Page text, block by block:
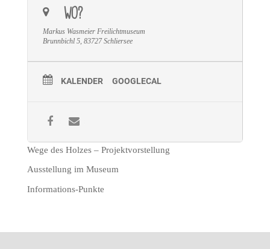
WO?
Markus Wasmeier Freilichtmuseum
Brunnbichl 5, 83727 Schliersee
KALENDER GOOGLECAL
Wege des Holzes – Projektvorstellung
Ausstellung im Museum
Informations-Punkte